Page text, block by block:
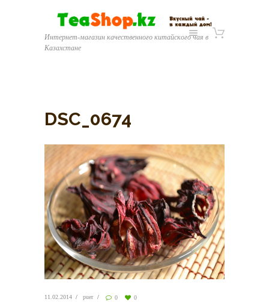
Интернет-магазин качественного китайского чая в
Казахстане
DSC_0674
11.02.2014 puer 0 0